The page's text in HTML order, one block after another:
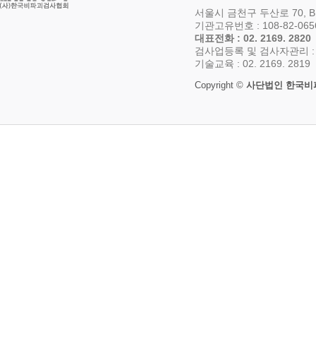
서울시 금천구 두산로 70,
기관고유번호 : 108-82-
대표전화 : 02. 2169. 2820
검사업등록 및 검사자관리
기술교육 : 02. 2169. 2819
Copyright © 사단법인 한국